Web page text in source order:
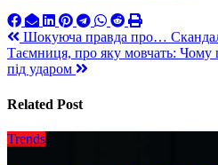
Навигация
по
Шокуюча правда про…
Таємниця, про яку мовчать: Чому
під ударом
Related Post
Trends